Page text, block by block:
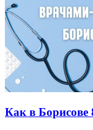
Как в Борисове